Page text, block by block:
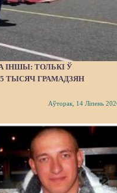
ІНШЫ: ТОЛЬКІ Ў
ТЫСЯЧ ГРАМАДЗЯН
Аўторак, 14 Ліпень